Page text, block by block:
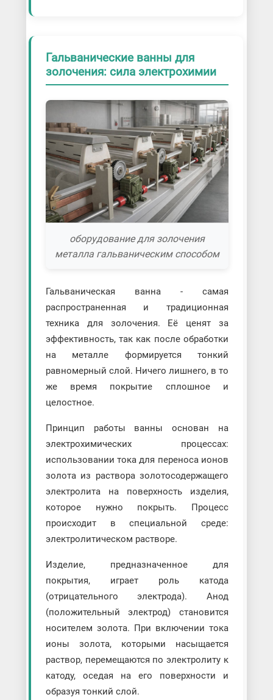
Гальванические ванны для
золочения: сила электрохимии
оборудование для золочения
металла гальваническим способом
Гальваническая ванна - самая
распространенная и традиционная
техника для золочения. Её ценят за
эффективность, так как после обработки
на металле формируется тонкий
равномерный слой. Ничего лишнего, в то
же время покрытие сплошное и
целостное.
Принцип работы ванны основан на
электрохимических процессах:
использовании тока для переноса ионов
золота из раствора золотосодержащего
электролита на поверхность изделия,
которое нужно покрыть. Процесс
происходит в специальной среде:
электролитическом растворе.
Изделие, предназначенное для
покрытия, играет роль катода
(отрицательного электрода). Анод
(положительный электрод) становится
носителем золота. При включении тока
ионы золота, которыми насыщается
раствор, перемещаются по электролиту к
катоду, оседая на его поверхности и
образуя тонкий слой.